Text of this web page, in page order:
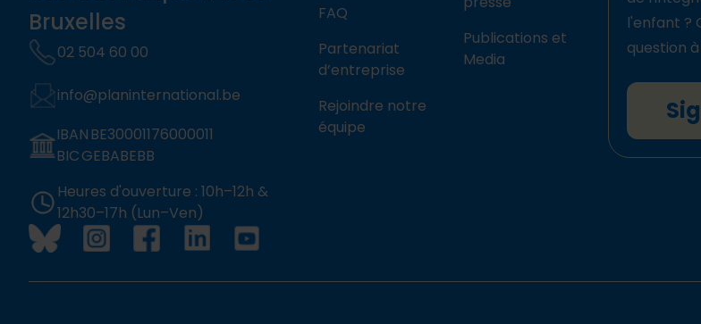
Bruxelles
02 504 60 00
info@planinternational.be
IBAN BE30001176000011
BIC GEBABEBB
Heures d'ouverture : 10h–12h &
12h30–17h (Lun–Ven)
FAQ
Partenariat
d’entreprise
Rejoindre notre
équipe
Publications et
Media
l'enfant ?
question